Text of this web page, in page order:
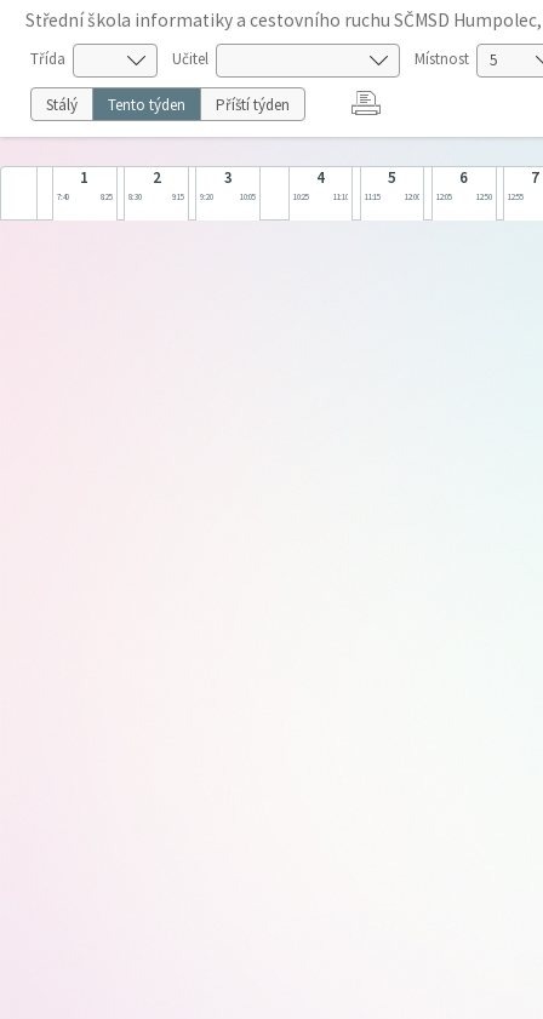
Střední škola informatiky a cestovního ruchu SČMSD Humpolec,
Třída Učitel Místnost
Stálý Tento týden Příští týden
1
7:40 8:25
2
8:30 9:15
3
9:20 10:05
4
10:25 11:10
5
11:15 12:00
6
12:05 12:50
7
12:55